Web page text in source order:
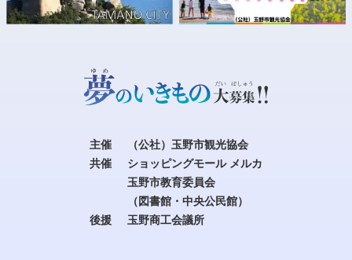
主催
（公社）玉野市観光協会
共催
ショッピングモール メルカ
玉野市教育委員会
（図書館・中央公民館）
後援
玉野商工会議所